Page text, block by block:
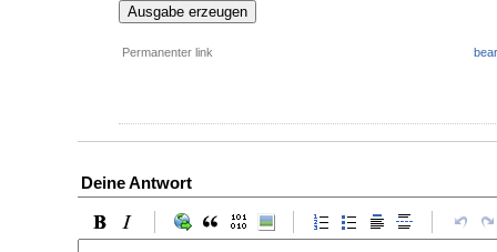
Ausgabe erzeugen
Permanenter link
Deine Antwort